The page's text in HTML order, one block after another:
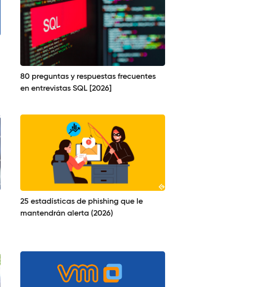
80 preguntas y respuestas frecuentes
en entrevistas SQL [2026]
25 estadísticas de phishing que le
mantendrán alerta (2026)